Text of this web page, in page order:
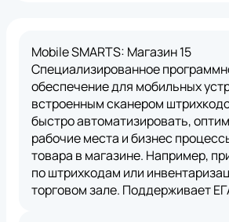
Mobile SMARTS: Магазин 15
Специализированное
обеспечение для мобильных
встроенным сканером
быстро автоматизировать,
рабочие места и бизнес
товара в магазине. Например,
по штрихкодам или
торговом зале. Поддерживает